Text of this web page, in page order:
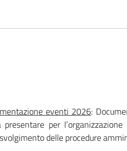
eventi 2026:
presentare per
delle procedure